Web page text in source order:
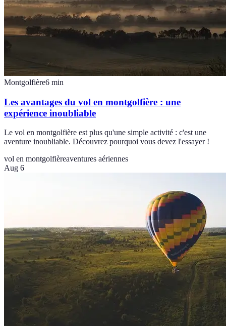
Montgolfière6 min
Les avantages du vol en montgolfière : une
expérience inoubliable
Le vol en montgolfière est plus qu'une simple activité : c'est une
aventure inoubliable. Découvrez pourquoi vous devez l'essayer !
vol en montgolfièreaventures aériennes
Aug 6